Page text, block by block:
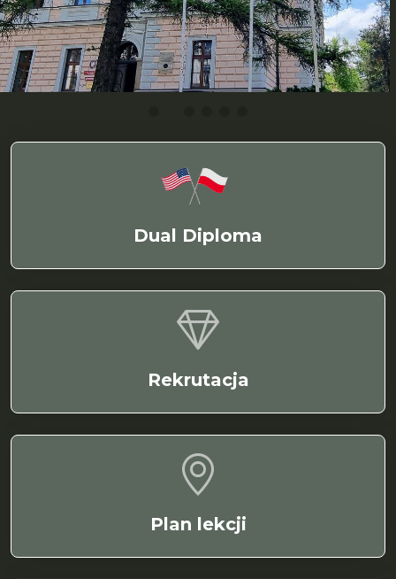
Dual Diploma
Rekrutacja
Plan lekcji